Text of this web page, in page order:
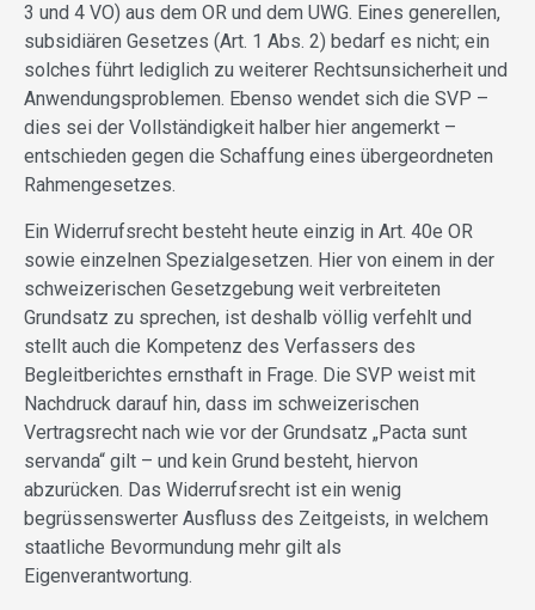
3 und 4 VO) aus dem OR und dem UWG. Eines generellen,
subsidiären Gesetzes (Art. 1 Abs. 2) bedarf es nicht; ein
solches führt lediglich zu weiterer Rechtsunsicherheit und
Anwendungsproblemen. Ebenso wendet sich die SVP –
dies sei der Vollständigkeit halber hier angemerkt –
entschieden gegen die Schaffung eines übergeordneten
Rahmengesetzes.
Ein Widerrufsrecht besteht heute einzig in Art. 40e OR
sowie einzelnen Spezialgesetzen. Hier von einem in der
schweizerischen Gesetzgebung weit verbreiteten
Grundsatz zu sprechen, ist deshalb völlig verfehlt und
stellt auch die Kompetenz des Verfassers des
Begleitberichtes ernsthaft in Frage. Die SVP weist mit
Nachdruck darauf hin, dass im schweizerischen
Vertragsrecht nach wie vor der Grundsatz „Pacta sunt
servanda“ gilt – und kein Grund besteht, hiervon
abzurücken. Das Widerrufsrecht ist ein wenig
begrüssenswerter Ausfluss des Zeitgeists, in welchem
staatliche Bevormundung mehr gilt als
Eigenverantwortung.